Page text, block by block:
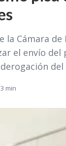
la Cámara
el envío
3 min